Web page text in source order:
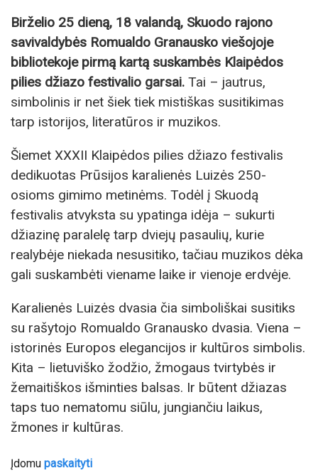
Birželio 25 dieną, 18 valandą, Skuodo rajono
savivaldybės Romualdo Granausko viešojoje
bibliotekoje pirmą kartą suskambės Klaipėdos
pilies džiazo festivalio garsai. Tai – jautrus,
simbolinis ir net šiek tiek mistiškas susitikimas
tarp istorijos, literatūros ir muzikos.
Šiemet XXXII Klaipėdos pilies džiazo festivalis
dedikuotas Prūsijos karalienės Luizės 250-
osioms gimimo metinėms. Todėl į Skuodą
festivalis atvyksta su ypatinga idėja – sukurti
džiazinę paralelę tarp dviejų pasaulių, kurie
realybėje niekada nesusitiko, tačiau muzikos dėka
gali suskambėti viename laike ir vienoje erdvėje.
Karalienės Luizės dvasia čia simboliškai susitiks
su rašytojo Romualdo Granausko dvasia. Viena –
istorinės Europos elegancijos ir kultūros simbolis.
Kita – lietuviško žodžio, žmogaus tvirtybės ir
žemaitiškos išminties balsas. Ir būtent džiazas
taps tuo nematomu siūlu, jungiančiu laikus,
žmones ir kultūras.
Įdomu paskaityti